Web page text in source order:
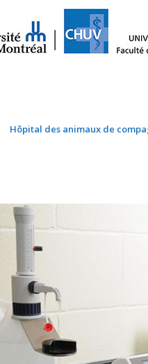
Hôpital des animaux de
Le CHUV Hôpital des